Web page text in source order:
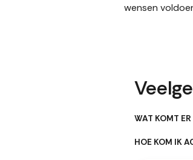
wensen
WAT KOMT
HOE KOM IK